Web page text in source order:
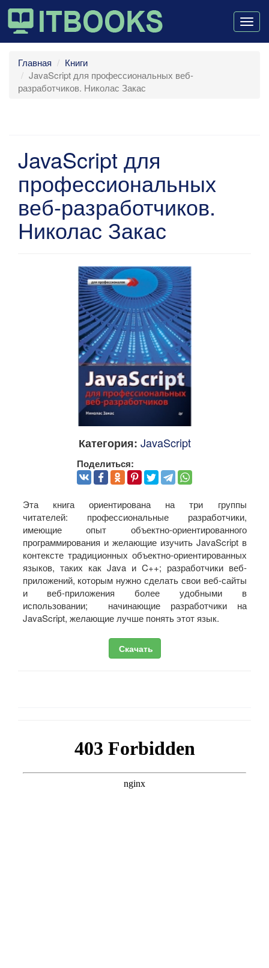
Главная
Книги
JavaScript для профессиональных веб-
разработчиков. Николас Закас
JavaScript для
профессиональных
веб-разработчиков.
Николас Закас
Категория: JavaScript
Поделиться:
Эта книга ориентирована на три группы
читателей: профессиональные разработчики,
имеющие опыт объектно-ориентированного
программирования и желающие изучить JavaScript в
контексте традиционных объектно-ориентированных
языков, таких как Java и C++; разработчики веб-
приложений, которым нужно сделать свои веб-сайты
и веб-приложения более удобными в
использовании; начинающие разработчики на
JavaScript, желающие лучше понять этот язык.
Скачать